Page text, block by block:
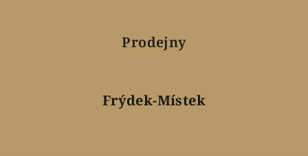
Prodejny
Frýdek-Místek